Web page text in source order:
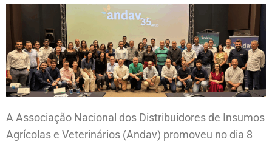
A Associação Nacional dos Distribuidores de Insumos
Agrícolas e Veterinários (Andav) promoveu no dia 8